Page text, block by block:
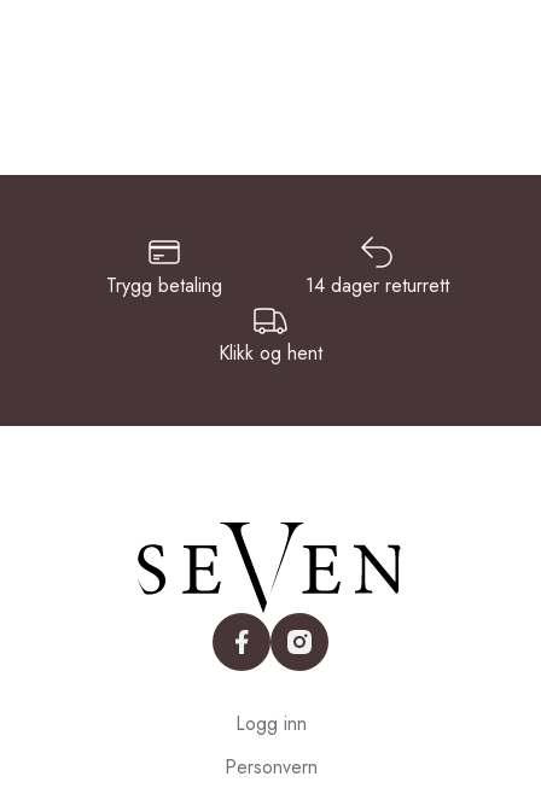
Trygg betaling 14 dager returrett
Klikk og hent
facebookinstagram
Logg inn
Personvern